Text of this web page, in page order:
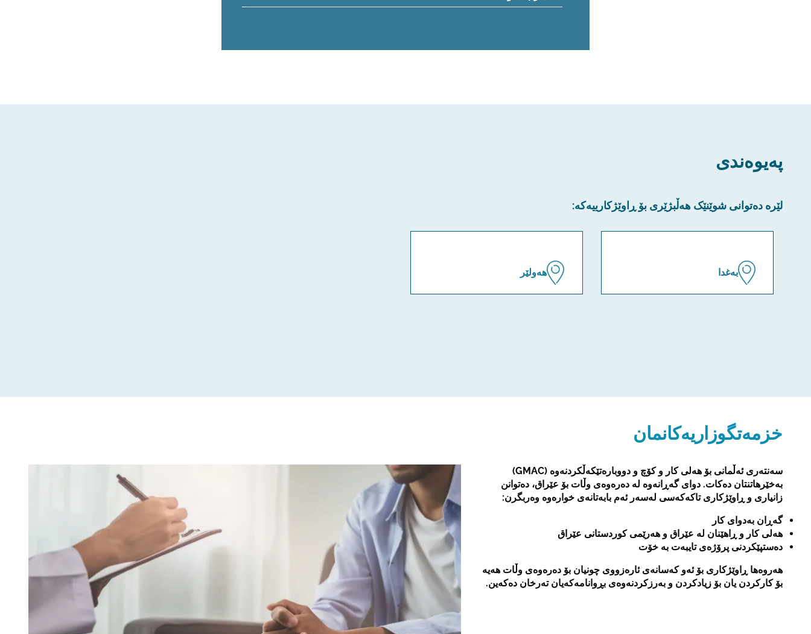
پەیوەندی
لێرە دەتوانی شوێنێک هەڵبژێری بۆ ڕاوێژکارییەکە:
بەغدا ھەولێر
خزمەتگوزاریەکانمان
سەنتەری ئەڵمانی بۆ هەلی کار و کۆچ و دووبارەتێکەڵکردنەوە (GMAC)
بەخێرهاتنتان دەکات. دوای گەڕانەوە لە دەرەوەی وڵات بۆ عێراق، دەتوانن
زانیاری و ڕاوێژکاری تاکەکەسی لەسەر ئەم بابەتانەی خوارەوە وەربگرن:
گەڕان بەدوای کار
هەلی کار و ڕاهێنان لە عێراق و هەرێمی کوردستانی عێراق
دەستپێکردنی پرۆژەی تایبەت بە خۆت
هەروەها ڕاوێژکاری بۆ ئەو کەسانەی ئارەزووی چونیان بۆ دەرەوەی وڵات هەیە
بۆ کارکردن یان بۆ زیادکردن و بەرزکردنەوەی بڕوانامەکەیان تەرخان دەکەین.